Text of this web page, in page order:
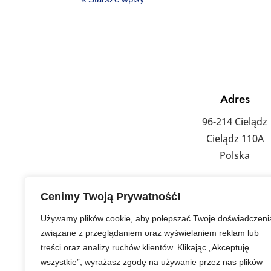
Cenimy Twoją Prywatność!
Używamy plików cookie, aby polepszać Twoje
związane z przeglądaniem oraz wyświelaniem reklam lub
treści oraz analizy ruchów klientów. Klikając „Akceptuję
wszystkie”, wyrażasz zgodę na używanie przez nas plików
Adres
96-214 Cielądz
Cielądz 110A
Polska
Właścicielka
+48 601 155